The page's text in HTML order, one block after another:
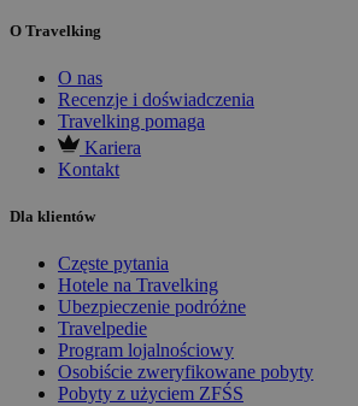
O Travelking
O nas
Recenzje i doświadczenia
Travelking pomaga
Kariera
Kontakt
Dla klientów
Częste pytania
Hotele na Travelking
Ubezpieczenie podróżne
Travelpedie
Program lojalnościowy
Osobiście zweryfikowane pobyty
Pobyty z użyciem ZFŚS